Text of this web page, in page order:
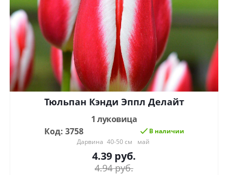
Тюльпан Кэнди Эппл Делайт
1 луковица
Код: 3758
В наличии
Дарвина 40-50 см май
4.39 руб.
4.94руб.